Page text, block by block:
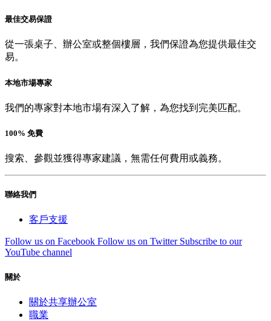
最佳交易保證
從一張桌子、辦公室或整個樓層，我們保證為您提供最佳交
易。
本地市場專家
我們的專家對本地市場有深入了解，為您找到完美匹配。
100% 免費
搜索、參觀並獲得專家建議，無需任何費用或義務。
聯絡我們
客戶支援
Follow us on Facebook Follow us on Twitter Subscribe to our
YouTube channel
關於
關於共享辦公室
職業